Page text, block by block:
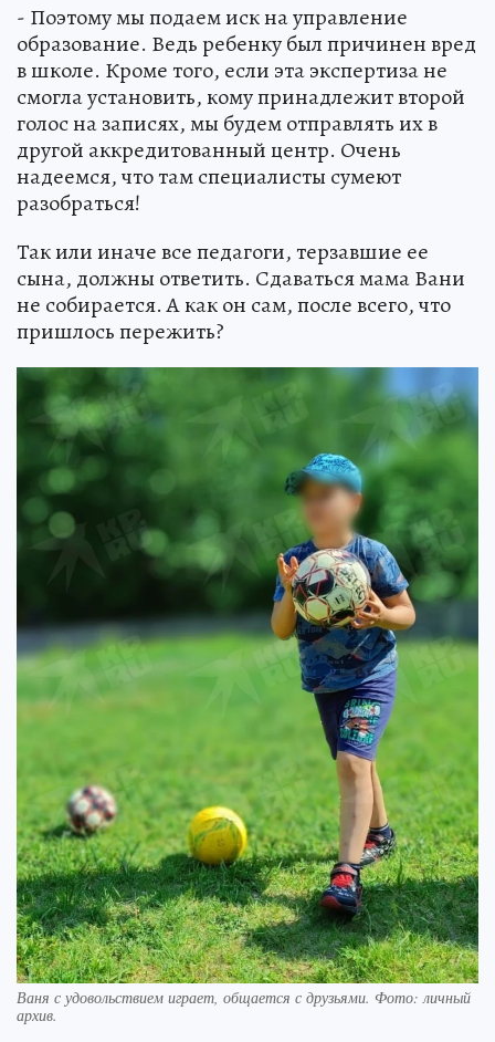
- Поэтому мы подаем иск на управление
образование. Ведь ребенку был причинен вред
в школе. Кроме того, если эта экспертиза не
смогла установить, кому принадлежит второй
голос на записях, мы будем отправлять их в
другой аккредитованный центр. Очень
надеемся, что там специалисты сумеют
разобраться!
Так или иначе все педагоги, терзавшие ее
сына, должны ответить. Сдаваться мама Вани
не собирается. А как он сам, после всего, что
пришлось пережить?
Ваня с удовольствием играет, общается с друзьями. Фото: личный
архив.